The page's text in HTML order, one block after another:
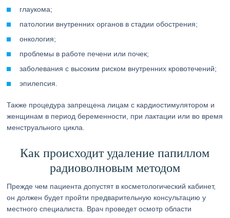
глаукома;
патологии внутренних органов в стадии обострения;
онкология;
проблемы в работе печени или почек;
заболевания с высоким риском внутренних кровотечений;
эпилепсия.
Также процедура запрещена лицам с кардиостимулятором и
женщинам в период беременности, при лактации или во время
менструального цикла.
Как происходит удаление папиллом
радиоволновым методом
Прежде чем пациента допустят в косметологический кабинет,
он должен будет пройти предварительную консультацию у
местного специалиста. Врач проведет осмотр области